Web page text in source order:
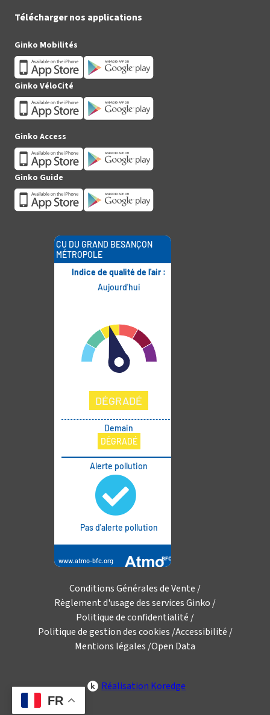
FR
(Twitter)
Télécharger nos applications
Ginko Mobilités
Ginko VéloCité
Ginko Access
Ginko Guide
Conditions Générales de Vente
Règlement d'usage des services Ginko
Politique de confidentialité
Politique de gestion des cookies Accessibilité
Mentions légales Open Data
Réalisation Koredge